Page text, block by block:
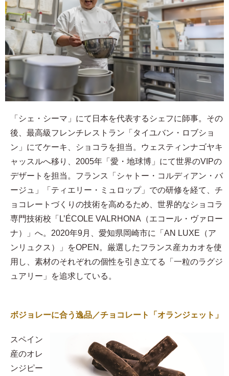
「シェ・シーマ」にて日本を代表するシェフに師事。その
後、最高級フレンチレストラン「タイユバン・ロブショ
ン」にてケーキ、ショコラを担当。ウェスティンナゴヤキ
ャッスルへ移り、2005年「愛・地球博」にて世界のVIPの
デザートを担当。フランス「シャトー・コルディアン・バ
ージュ」「ティエリー・ミュロップ」での研修を経て、チ
ョコレートづくりの技術を高めるため、世界的なショコラ
専門技術校「L’ÉCOLE VALRHONA（エコール・ヴァロー
ナ）」へ。2020年9月、愛知県岡崎市に「AN LUXE（ア
ンリュクス）」をOPEN。厳選したフランス産カカオを使
用し、素材のそれぞれの個性を引き立てる「一粒のラグジ
ュアリー」を追求している。
ボジョレーに合う逸品／チョコレート「オランジェット」
スペイン
産のオレ
ンジピー